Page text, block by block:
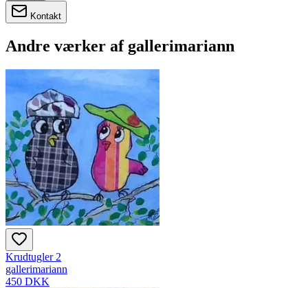
Kontakt
Andre værker af gallerimariann
Krudtugler 2
gallerimariann
450 DKK